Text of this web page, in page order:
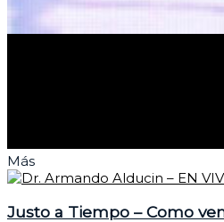
Más
Justo a Tiempo – Como